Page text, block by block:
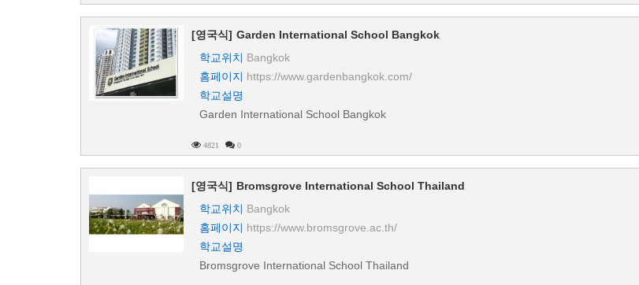
[영국식] Garden International School Bangkok
학교위치 Bangkok
홈페이지 https://www.gardenbangkok.com/
학교설명
Garden International School Bangkok
4821 0
[영국식] Bromsgrove International School Thailand
학교위치 Bangkok
홈페이지 https://www.bromsgrove.ac.th/
학교설명
Bromsgrove International School Thailand